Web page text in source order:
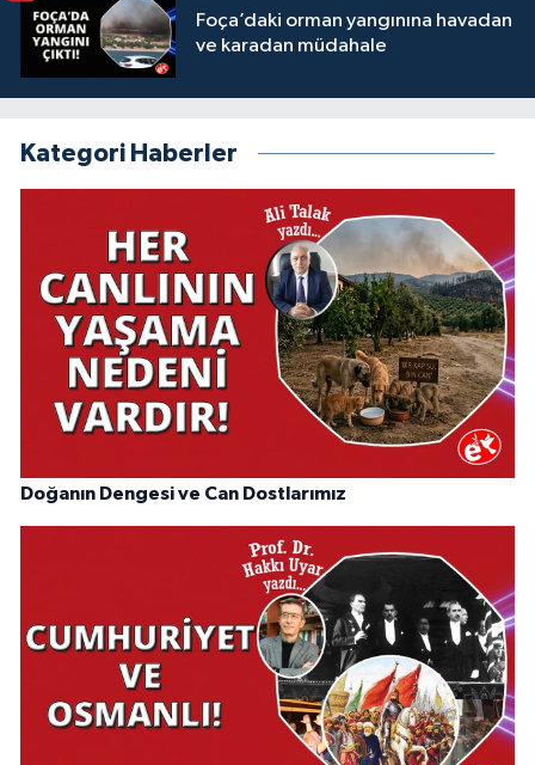
Foça’daki orman yangınına havadan
ve karadan müdahale
Kategori Haberler
Doğanın Dengesi ve Can Dostlarımız